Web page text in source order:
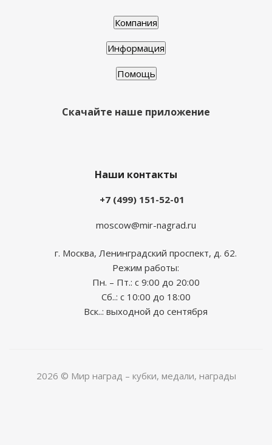
Компания
Информация
Помощь
Скачайте наше приложение
Наши контакты
+7 (499) 151-52-01
moscow@mir-nagrad.ru
г. Москва, Ленинградский проспект, д. 62.
Режим работы:
Пн. – Пт.: с 9:00 до 20:00
Сб..: с 10:00 до 18:00
Вск..: выходной до сентября
2026 © Мир наград – кубки, медали, награды